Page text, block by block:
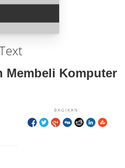
Membeli Komputer
BAGIKAN: